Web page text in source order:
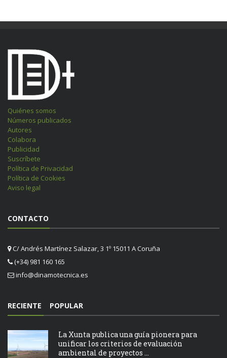
Quiénes somos
Números publicados
Autores
Colabora
Publicidad
Suscríbete
Política de Privacidad
Política de Cookies
Aviso legal
CONTACTO
C/ Andrés Martínez Salazar, 3 1º 15011 A Coruña
(+34) 981 160 165
info@dinamotecnica.es
RECIENTE POPULAR
La Xunta publica una guía pionera para
unificar los criterios de evaluación
ambiental de proyectos ...